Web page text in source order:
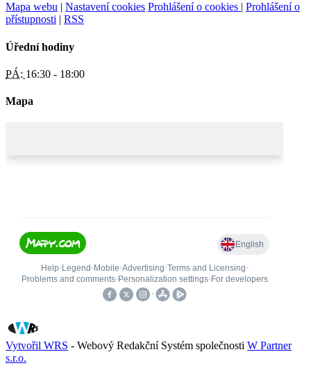
Mapa webu | Nastavení cookies Prohlášení o cookies | Prohlášení o
přístupnosti | RSS
Úřední hodiny
PÁ: 16:30 - 18:00
Mapa
Vytvořil WRS - Webový Redakční Systém společnosti W Partner
s.r.o.